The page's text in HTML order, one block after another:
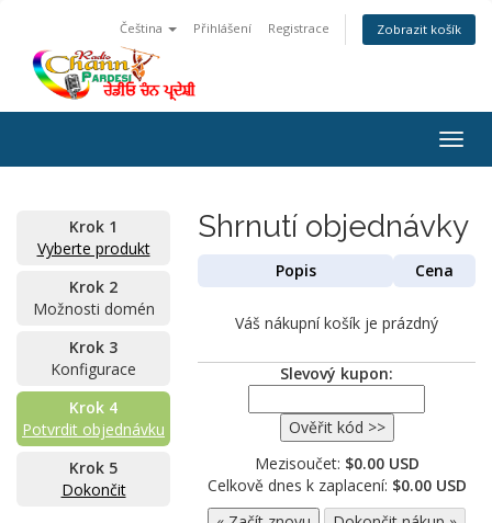
Čeština Přihlášení Registrace Zobrazit košík
Krok 1
Vyberte produkt
Krok 2
Možnosti domén
Krok 3
Konfigurace
Krok 4
Potvrdit objednávku
Krok 5
Dokončit
Shrnutí objednávky
Popis Cena
Váš nákupní košík je prázdný
Slevový kupon:
Mezisoučet: $0.00 USD
Celkově dnes k zaplacení: $0.00 USD